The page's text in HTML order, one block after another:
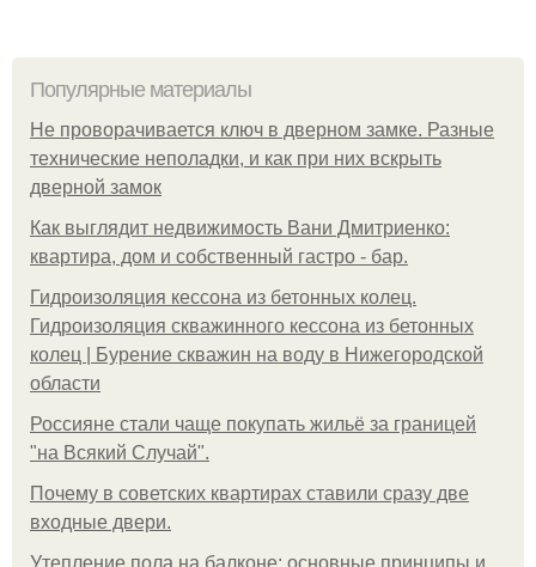
Популярные материалы
Не проворачивается ключ в дверном замке. Разные
технические неполадки, и как при них вскрыть
дверной замок
Как выглядит недвижимость Вани Дмитриенко:
квартира, дом и собственный гастро - бар.
Гидроизоляция кессона из бетонных колец.
Гидроизоляция скважинного кессона из бетонных
колец | Бурение скважин на воду в Нижегородской
области
Россияне стали чаще покупать жильё за границей
"на Всякий Случай".
Почему в советских квартирах ставили сразу две
входные двери.
Утепление пола на балконе: основные принципы и